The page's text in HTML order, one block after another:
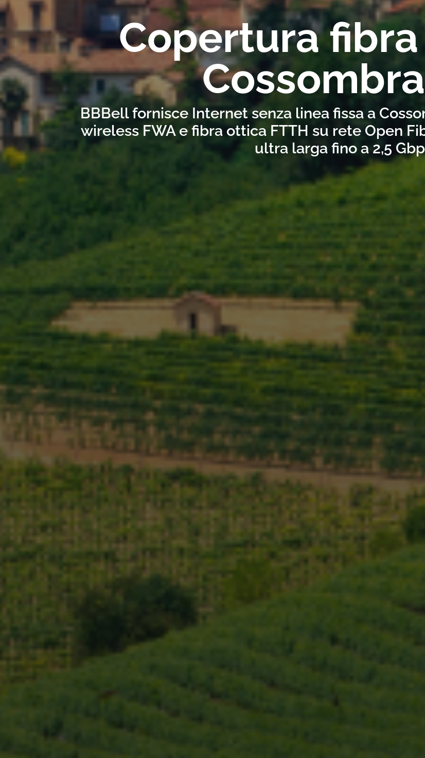
Copertura fibra
BBBell fornisce Internet senza linea fissa a
wireless FWA e fibra ottica FTTH su rete Open
ultra larga fino a 2,5